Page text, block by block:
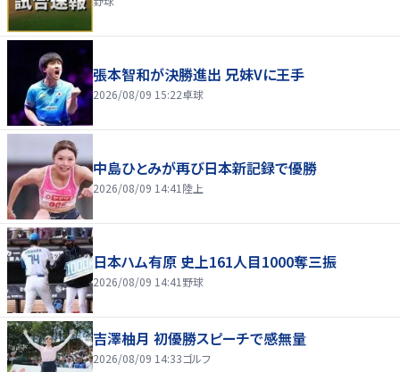
張本智和が決勝進出 兄妹Vに王手
2026/08/09 15:22卓球
中島ひとみが再び日本新記録で優勝
2026/08/09 14:41 陸上
日本ハム有原 史上161人目1000奪三振
2026/08/09 14:41 野球
吉澤柚月 初優勝スピーチで感無量
2026/08/09 14:33ゴルフ